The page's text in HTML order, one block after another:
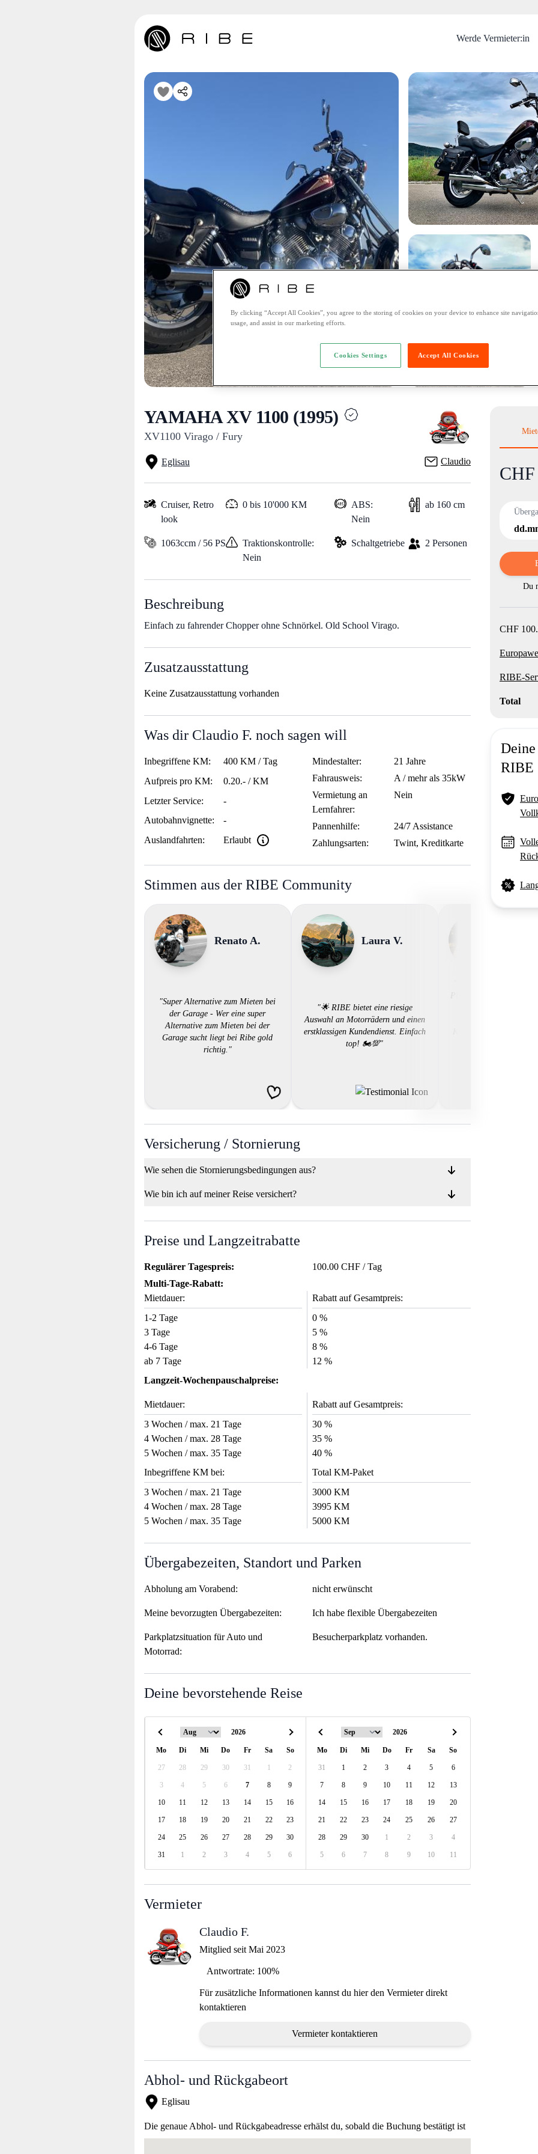
Werde Vermieter:in
YAMAHA XV 1100 (1995)
XV1100 Virago / Fury
Eglisau Claudio
Product
Du
CHF
RIBE-
Total
RIBE
Cruiser, Retro
look
0 bis 10'000 KM
ABS:
Nein
ab 160 cm
1063ccm / 56 PS
Traktionskontrolle:
Nein
Schaltgetriebe 2 Personen
Beschreibung
Einfach zu fahrender Chopper ohne Schnörkel. Old School Virago.
Zusatzausstattung
Keine Zusatzausstattung vorhanden
Was dir Claudio F. noch sagen will
Inbegriffene KM:
400 KM / Tag
Aufpreis pro KM:
0.20.- / KM
Letzter Service:
-
Autobahnvignette:
-
Auslandfahrten:
Erlaubt
Mindestalter:
21 Jahre
Fahrausweis:
A / mehr als 35kW
Vermietung an
Lernfahrer:
Nein
Pannenhilfe:
24/7 Assistance
Zahlungsarten:
Twint, Kreditkarte
Stimmen aus der RIBE Community
Renato A.
"Super Alternative zum Mieten bei
der Garage - Wer eine super
Alternative zum Mieten bei der
Garage sucht liegt bei Ribe gold
richtig."
Laura V.
"🌟 RIBE bietet eine riesige
Auswahl an Motorrädern und einen
erstklassigen Kundendienst. Einfach
top! 🏍️💯"
Versicherung / Stornierung
Wie sehen die Stornierungsbedingungen aus?
Wie bin ich auf meiner Reise versichert?
Preise und Langzeitrabatte
Regulärer Tagespreis:
100.00 CHF / Tag
Multi-Tage-Rabatt:
Mietdauer:
Rabatt auf Gesamtpreis:
1-2 Tage
0 %
3 Tage
5 %
4-6 Tage
8 %
ab 7 Tage
12 %
Langzeit-Wochenpauschalpreise:
Mietdauer:
Rabatt auf Gesamtpreis:
3 Wochen / max. 21 Tage
30 %
4 Wochen / max. 28 Tage
35 %
5 Wochen / max. 35 Tage
40 %
Inbegriffene KM bei:
Total KM-Paket
3 Wochen / max. 21 Tage
3000 KM
4 Wochen / max. 28 Tage
3995 KM
5 Wochen / max. 35 Tage
5000 KM
Übergabezeiten, Standort und Parken
Abholung am Vorabend: nicht erwünscht
Meine bevorzugten Übergabezeiten: Ich habe flexible Übergabezeiten
Parkplatzsituation für Auto und
Motorrad:
Besucherparkplatz vorhanden.
Deine bevorstehende Reise
Mo Di Mi Do Fr Sa So
27 28 29 30 31 1 2
3 4 5 6 7 8 9
10 11 12 13 14 15 16
17 18 19 20 21 22 23
24 25 26 27 28 29 30
31 1 2 3 4 5 6
Mo Di Mi Do Fr Sa So
31 1 2 3 4 5 6
7 8 9 10 11 12 13
14 15 16 17 18 19 20
21 22 23 24 25 26 27
28 29 30 1 2 3 4
5 6 7 8 9 10 11
Vermieter
Claudio F.
Mitglied seit Mai 2023
Antwortrate: 100%
Für zusätzliche Informationen kannst du hier den Vermieter direkt
kontaktieren
Vermieter kontaktieren
Abhol- und Rückgabeort
Eglisau
Die genaue Abhol- und Rückgabeadresse erhälst du, sobald die Buchung bestätigt ist
By clicking “Accept All Cookies”, you agree to the storing of cookies on your device to enhance site
usage, and assist in our marketing efforts.
Accept All Cookies
Cookies Settings